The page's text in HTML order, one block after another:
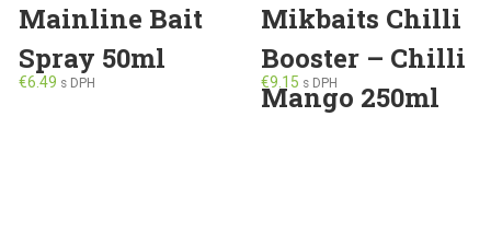
Mainline Bait
Spray 50ml
€6.49 s DPH
Mikbaits Chilli
Booster – Chilli
Mango 250ml
€9.15 s DPH